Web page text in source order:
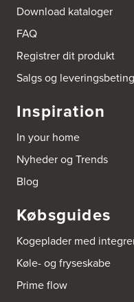
Gutenbergvej 1
9510 Arden
Tel.:
http://www.el-salg.dk
Arnum El-service ApS
Vestergade 30
6510 Gram
http://www.el-salg.dk
Norgesvej 24C
Tel.: 73702533
http://www.aubo.dk
Aubo Køkken & Bad
3000 Helsingør
Download kataloger
FAQ
Registrer dit produkt
Salgs og
Inspiration
In your home
Nyheder og Trends
Blog
Købsguides
Kogeplader med
Køle- og fryseskabe
Prime flow